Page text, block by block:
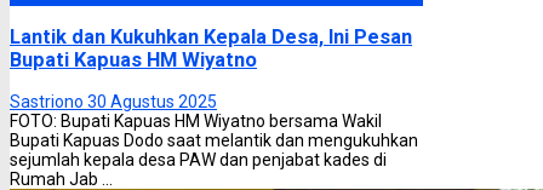
Lantik dan Kukuhkan Kepala Desa, Ini Pesan
Bupati Kapuas HM Wiyatno
Sastriono 30 Agustus 2025
FOTO: Bupati Kapuas HM Wiyatno bersama Wakil
Bupati Kapuas Dodo saat melantik dan mengukuhkan
sejumlah kepala desa PAW dan penjabat kades di
Rumah Jab ...